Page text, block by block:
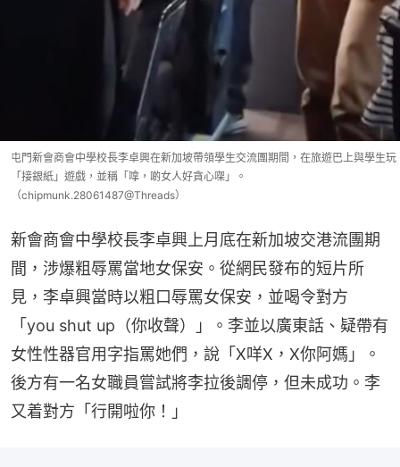
屯門新會商會中學校長李卓興在新加坡帶領學生交流團期間，在旅遊巴上與學生玩
「接銀紙」遊戲，並稱「嗱，啲女人好貪心㗎」。
（chipmunk.28061487@Threads）
新會商會中學校長李卓興上月底在新加坡交港流團期
間，涉爆粗辱罵當地女保安。從網民發布的短片所
見，李卓興當時以粗口辱罵女保安，並喝令對方
「you shut up（你收聲）」。李並以廣東話、疑帶有
女性性器官用字指罵她們，說「X咩X，X你阿媽」。
後方有一名女職員嘗試將李拉後調停，但未成功。李
又着對方「行開啦你！」